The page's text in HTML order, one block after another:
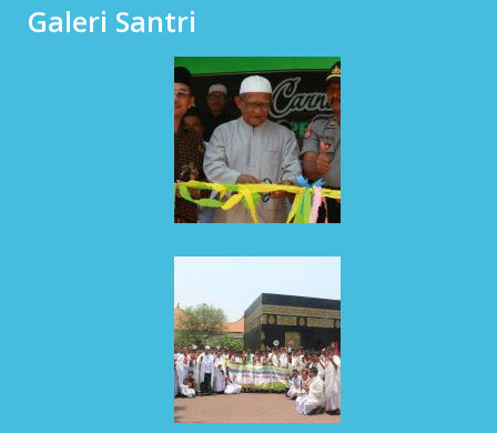
Galeri Santri